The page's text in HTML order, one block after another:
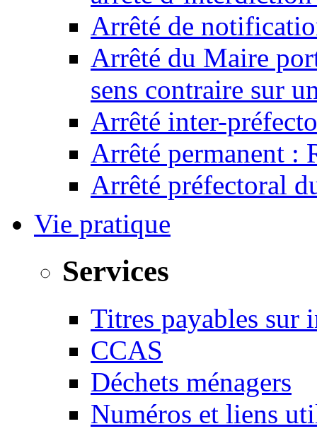
Arrêté de
Arrêté du Maire
sens contraire sur
Arrêté inter-
Arrêté permanent :
Arrêté préfectoral
Vie pratique
Services
Titres payables sur
CCAS
Déchets ménagers
Numéros et liens